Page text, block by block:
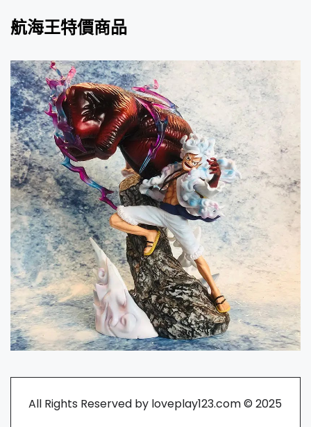
航海王特價商品
All Rights Reserved by loveplay123.com © 2025